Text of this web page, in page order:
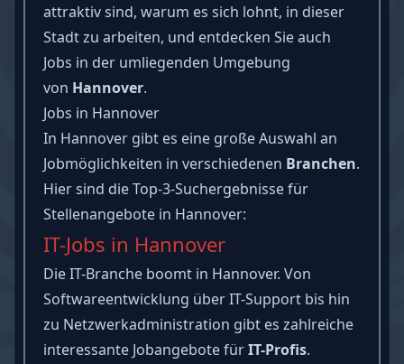
attraktiv sind, warum es sich lohnt, in dieser
Stadt zu arbeiten, und entdecken Sie auch
Jobs in der umliegenden Umgebung
von Hannover.
Jobs in Hannover
In Hannover gibt es eine große Auswahl an
Jobmöglichkeiten in verschiedenen Branchen.
Hier sind die Top-3-Suchergebnisse für
Stellenangebote in Hannover:
IT-Jobs in Hannover
Die IT-Branche boomt in Hannover. Von
Softwareentwicklung über IT-Support bis hin
zu Netzwerkadministration gibt es zahlreiche
interessante Jobangebote fürIT-Profis.